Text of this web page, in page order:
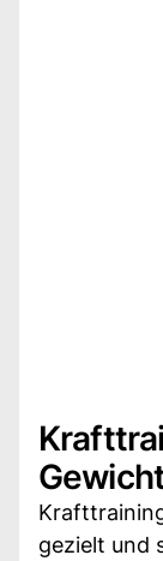
gezielt und